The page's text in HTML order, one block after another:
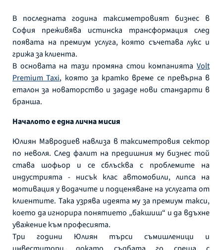
В последната година таксиметровият бизнес в
София преживява истинска трансформация след
появата на премиум услуга, която съчетава лукс и
грижа за клиента.
В основата на тази промяна стои компанията Volt
Premium Taxi, която за кратко време се превърна в
еталон за новаторство и зададе нови стандарти в
бранша.
Началото е една лична мисия
Юлиян Мавродиев навлиза в таксиметровия сектор
по неволя. След фалит на предишния му бизнес той
става шофьор и се сблъсква с проблемите на
индустрията - нисък клас автомобили, липса на
мотивация у водачите и подценяване на услугата от
клиентите. Така узрява идеята му за премиум такси,
което да игнорира понятието „бакшиш“ и да вдъхне
уважение към професията.
Три години Юлиян търси съмишленици и